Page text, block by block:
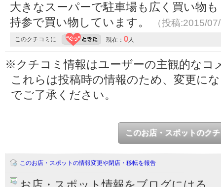
大きなスーパーで駐車場も広く買い物
持参で買い物しています。
（投稿:2015/
このクチコミに 現在： 0人
※クチコミ情報はユーザーの主観的なコ
これらは投稿時の情報のため、変更に
でご了承ください。
このお店・スポットのク
このお店・スポットの情報変更や閉店・移転を報告